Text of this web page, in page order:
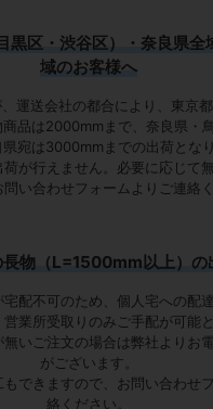
黒区・渋谷区）・奈良県全
域のお客様へ
運送会社の都合により、東京
商品は2000mmまで 、奈良県・
宛は3000mmまでの出荷とな
が行えません。必要に応じて
い合わせフォームよりご連絡く
物（L=1500mm以上）の
配不可のため、個人宅への配
業所受取りのみご手配が可能と
いご注文の場合は弊社よりお
がございます。
できますので、お問い合わせ
絡ください。